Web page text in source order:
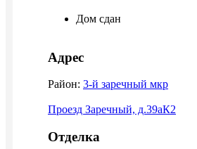
Дом сдан
Адрес
Район: 3-й заречный мкр
Проезд Заречный, д.39аК2
Отделка